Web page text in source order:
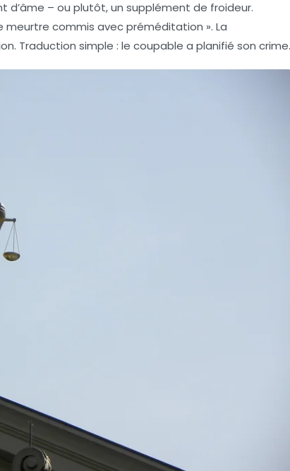
d’âme – ou plutôt, un supplément de froideur.
meurtre commis avec préméditation ». La
Traduction simple : le coupable a planifié son crime.